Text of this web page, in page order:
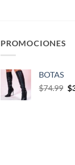
PROMOCIONES
BOTAS
$74.99 $